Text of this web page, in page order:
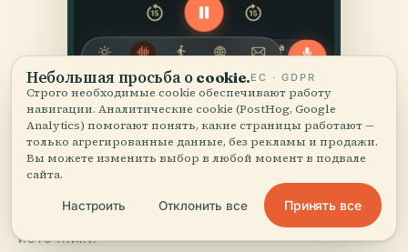
ИСТОЧНИКИ
Небольшая просьба о cookie.ЕС · GDPR
Строго необходимые cookie обеспечивают работу
навигации. Аналитические cookie (PostHog, Google
Analytics) помогают понять, какие страницы работают —
только агрегированные данные, без рекламы и продажи.
Вы можете изменить выбор в любой момент в подвале
сайта.
Настроить Отклонить все Принять все